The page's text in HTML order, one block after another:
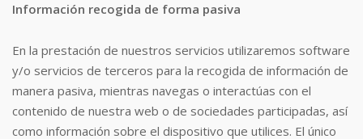
Información recogida de forma pasiva
En la prestación de nuestros servicios utilizaremos software
y/o servicios de terceros para la recogida de información de
manera pasiva, mientras navegas o interactúas con el
contenido de nuestra web o de sociedades participadas, así
como información sobre el dispositivo que utilices. El único